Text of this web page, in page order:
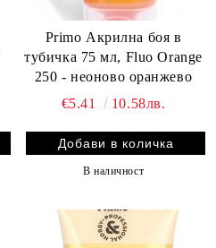
Primo Акрилна боя в
тубичка 75 мл, Fluo Orange
250 - неоново оранжево
€5.41
10.58лв.
В наличност